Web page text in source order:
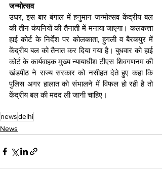
जन्मोत्सव
उधर, इस बार बंगाल में हनुमान जन्मोत्सव केंद्रीय बल
की तीन कंपनियों की तैनाती में मनाया जाएगा। कलकत्ता
हाई कोर्ट के निर्देश पर कोलकाता, हुगली व बैरकपुर में
केंद्रीय बल को तैनात कर दिया गया है। बुधवार को हाई
कोर्ट के कार्यवाहक मुख्य न्यायाधीश टीएस शिवगणनम की
खंडपीठ ने राज्य सरकार को नसीहत देते हुए कहा कि
पुलिस अगर हालात को संभालने में विफल हो रही है तो
केंद्रीय बल की मदद ली जानी चाहिए।
newsdelhi
News